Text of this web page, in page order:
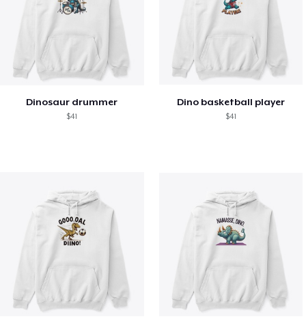
Dinosaur drummer
$41
Dino basketball player
$41